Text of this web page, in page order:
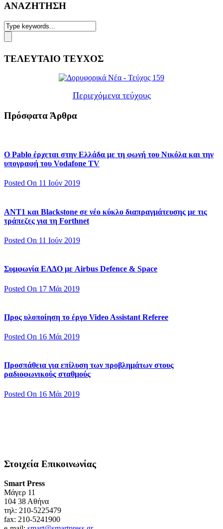
ΑΝΑΖΗΤΗΣΗ
ΤΕΛΕΥΤΑΙΟ ΤΕΥΧΟΣ
Περιεχόμενα τεύχους
Πρόσφατα Άρθρα
Ο Pablo έρχεται στην Ελλάδα με τη φωνή του Νικόλα και την
υπογραφή του Vodafone TV
Posted On 11 Ιούν 2019
ΑΝΤ1 και Blackstone σε νέο κύκλο διαπραγμάτευσης με τις
τράπεζες για τη Forthnet
Posted On 11 Ιούν 2019
Συμφωνία ΕΛΔΟ με Airbus Defence & Space
Posted On 17 Μάι 2019
Προς υλοποίηση το έργο Video Assistant Referee
Posted On 16 Μάι 2019
Προσπάθεια για επίλυση των προβλημάτων στους
ραδιοφωνικούς σταθμούς
Posted On 16 Μάι 2019
Στοιχεία Επικοινωνίας
Smart Press
Mάγερ 11
104 38 Αθήνα
τηλ: 210-5225479
fax: 210-5241900